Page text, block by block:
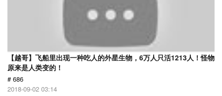
【越哥】飞船里出现一种吃人的外星生物，6万人只活1213人！怪物
原来是人类变的！
# 686
2018-09-02 03:14